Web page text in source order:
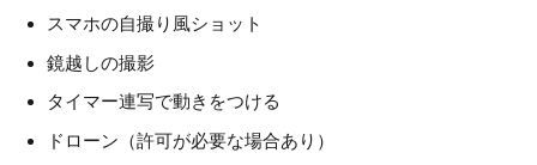
スマホの自撮り風ショット
鏡越しの撮影
タイマー連写で動きをつける
ドローン（許可が必要な場合あり）